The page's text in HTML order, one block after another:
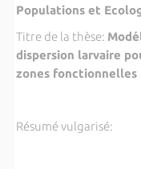
Populations et
Titre de la thèse:
dispersion larvaire
zones fonctionnelles
Résumé vulgarisé: